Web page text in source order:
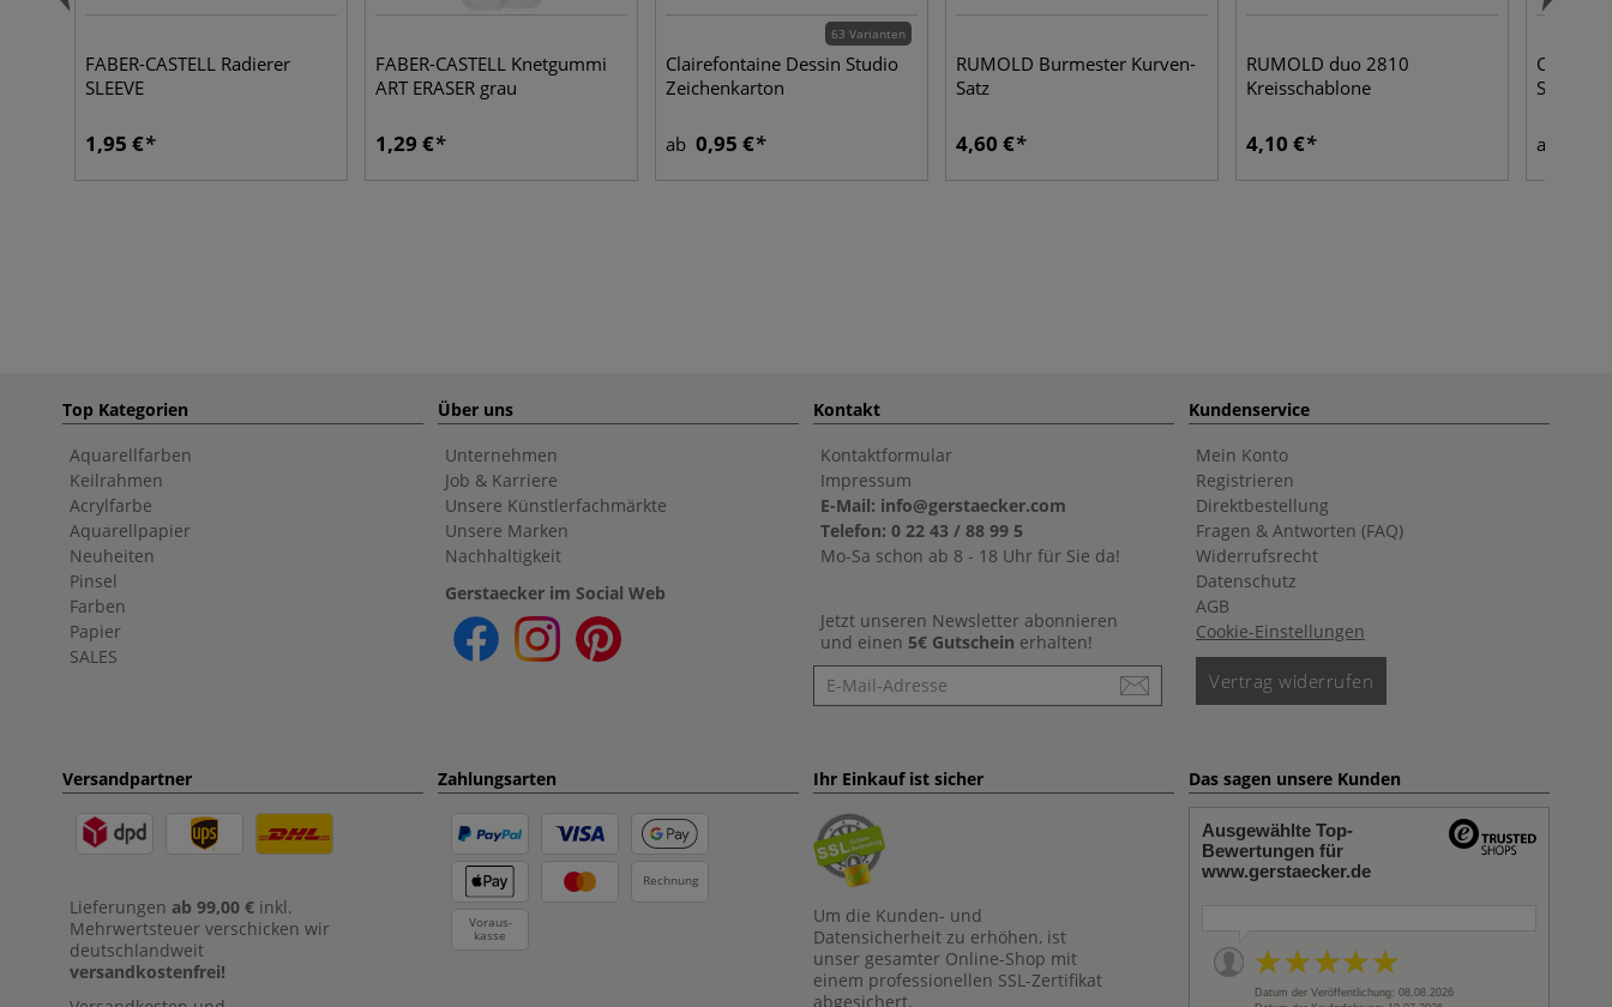
FABER-CASTELL Radierer
SLEEVE
1,95 €
FABER-CASTELL Knetgummi
ART ERASER grau
1,29 €
63 Varianten
Clairefontaine Dessin Studio
Zeichenkarton
ab 0,95 €
RUMOLD Burmester Kurven-
Satz
4,60 €
RUMOLD duo 2810
Kreisschablone
4,10 €
Colour
Spitze
ab
Top Kategorien
Aquarellfarben
Keilrahmen
Acrylfarbe
Aquarellpapier
Neuheiten
Pinsel
Farben
Papier
SALES
Über uns
Unternehmen
Job & Karriere
Unsere Künstlerfachmärkte
Unsere Marken
Nachhaltigkeit
Gerstaecker im Social Web
Kontakt
Kontaktformular
Impressum
E-Mail: info@gerstaecker.com
Telefon: 0 22 43 / 88 99 5
Mo-Sa schon ab 8 - 18 Uhr für Sie da!
Jetzt unseren Newsletter abonnieren
und einen 5€ Gutschein erhalten!
Newsletter
Kundenservice
Mein Konto
Registrieren
Direktbestellung
Fragen & Antworten (FAQ)
Widerrufsrecht
Datenschutz
AGB
Cookie-Einstellungen
Vertrag widerrufen
Versandpartner
Lieferungen ab 99,00 € inkl.
Mehrwertsteuer verschicken wir
deutschlandweit
versandkostenfrei!
Zahlungsarten
Rechnung
Voraus-
kasse
Ihr Einkauf ist sicher
Um die Kunden- und
Datensicherheit zu erhöhen, ist
unser gesamter Online-Shop mit
einem professionellen SSL-Zertifikat
abgesichert.
Das sagen unsere Kunden
Ausgewählte Top-
Bewertungen für
www.gerstaecker.de
Datum der Veröffentlichung: 08.08.2026